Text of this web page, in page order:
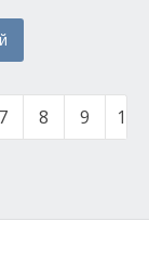
7 8 9 10